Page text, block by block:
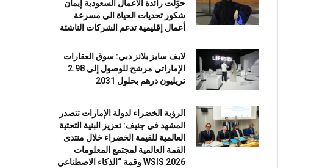
حوّلت رائدة الأعمال السعودية إيمان
شكور تحديات الحياة الى مسرعة
أعمال إقليمية تدعم الشركات الناشئة
لايف سايز بلانز دبي: سوق العقارات
الإماراتي مرشح للوصول إلى 2.98
تريليون درهم بحلول 2031
الرؤية الخضراء لدولة الإمارات تتصدر
المشهد في جنيف: تعزيز البنية التحتية
العالمية للقيمة الخضراء خلال منتدى
القمة العالمية لمجتمع المعلومات
WSIS 2026 وقمة “الذكاء الاصطناعي